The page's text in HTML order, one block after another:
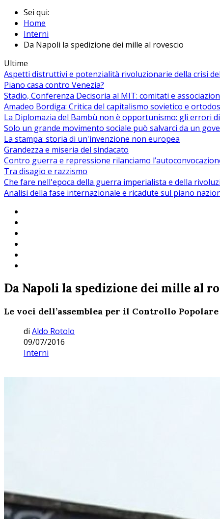
Sei qui:
Home
Interni
Da Napoli la spedizione dei mille al rovescio
Ultime
Aspetti distruttivi e potenzialità rivoluzionarie della crisi
Piano casa contro Venezia?
Stadio, Conferenza Decisoria al MIT: comitati e
Amadeo Bordiga: Critica del capitalismo sovietico e
La Diplomazia del Bambù non è opportunismo: gli errori
Solo un grande movimento sociale può salvarci da un
La stampa: storia di un'invenzione non europea
Grandezza e miseria del sindacato
Contro guerra e repressione rilanciamo
Tra disagio e razzismo
Che fare nell'epoca della guerra imperialista e della
Analisi della fase internazionale e ricadute sul piano
Da Napoli la spedizione dei mille al
Le voci dell’assemblea per il Controllo Popolare
di Aldo Rotolo
09/07/2016
Interni